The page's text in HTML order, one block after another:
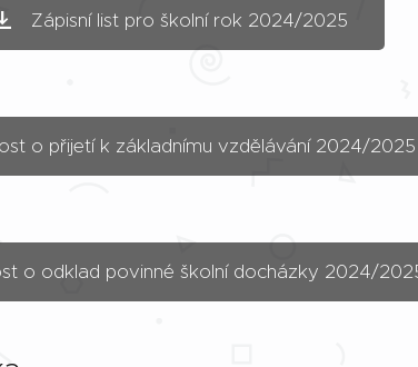
Zápisní list pro školní rok 2024/2025
o přijetí k základnímu vzdělávání 2024/2025
o odklad povinné školní docházky 2024/